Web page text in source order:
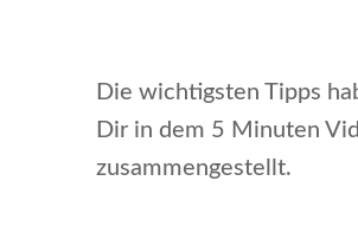
Die wichtigsten Tipps
Dir in dem 5 Minuten
zusammengestellt.